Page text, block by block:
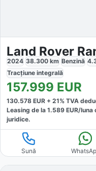
Land Rover
2024 38.300 km Benzină
Tracțiune integrală
157.999 EUR
130.578 EUR + 21% TVA
Leasing de la 1.589 EUR/luna
juridice.
Sună